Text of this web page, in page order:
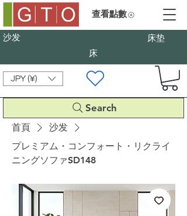
沙发
床垫
床
JPY (¥)
Search
查看點數
首頁
沙发
プレミアム・コンフォート・リクライ
ニングソファSD148